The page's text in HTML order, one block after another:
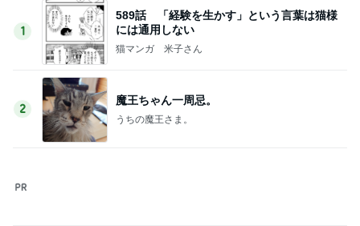
1
589話 「経験を生かす」という言葉は猫様
には通用しない
猫マンガ 米子さん
2
魔王ちゃん一周忌。
うちの魔王さま。